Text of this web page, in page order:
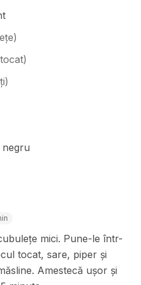
)
tocat)
)
mici. Pune-le într-
tocat, sare, piper și
Amestecă ușor și